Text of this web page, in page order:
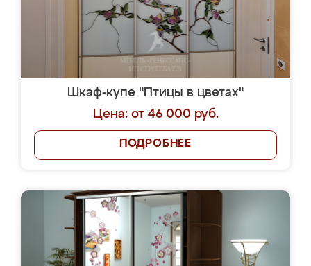
Шкаф-купе "Птицы в цветах"
Цена: от 46 000 руб.
ПОДРОБНЕЕ